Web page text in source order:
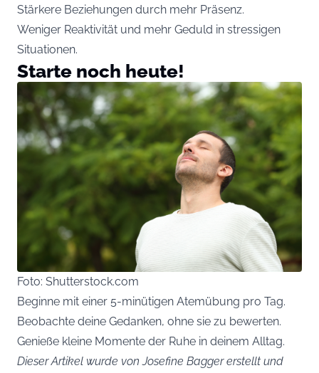
Stärkere Beziehungen durch mehr Präsenz.
Weniger Reaktivität und mehr Geduld in stressigen
Situationen.
Starte noch heute!
Foto: Shutterstock.com
Beginne mit einer 5-minütigen Atemübung pro Tag.
Beobachte deine Gedanken, ohne sie zu bewerten.
Genieße kleine Momente der Ruhe in deinem Alltag.
Dieser Artikel wurde von Josefine Bagger erstellt und